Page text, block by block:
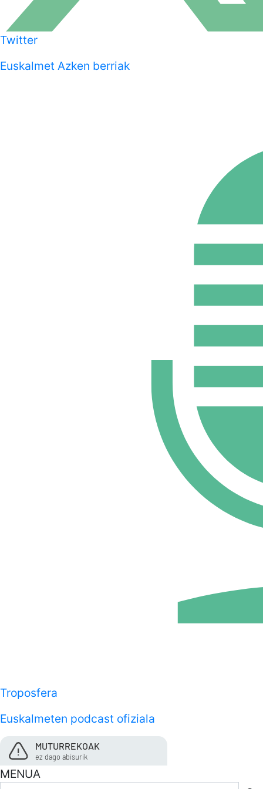
Twitter
Euskalmet Azken berriak
Troposfera
Euskalmeten podcast ofiziala
MUTURREKOAK
ez dago abisurik
MENUA